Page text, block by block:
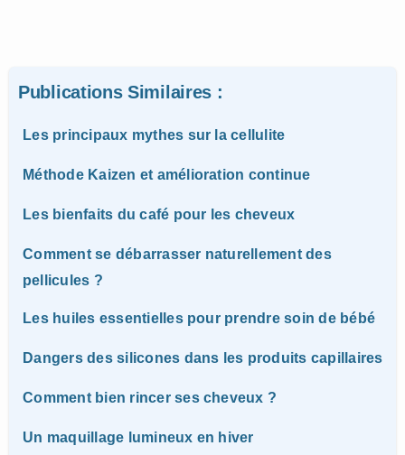
Publications Similaires :
Les principaux mythes sur la cellulite
Méthode Kaizen et amélioration continue
Les bienfaits du café pour les cheveux
Comment se débarrasser naturellement des
pellicules ?
Les huiles essentielles pour prendre soin de bébé
Dangers des silicones dans les produits capillaires
Comment bien rincer ses cheveux ?
Un maquillage lumineux en hiver